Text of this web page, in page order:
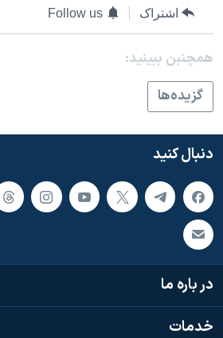
نرگس محمدی برنده جایزه نوبل صلح
صفحه‌های ویژه
سفر پرزیدنت ترامپ به چین
اشتراک Follow us
همچنبن ببینید:
گزيده‌ها
دنبال کنید
در باره ما
خدمات